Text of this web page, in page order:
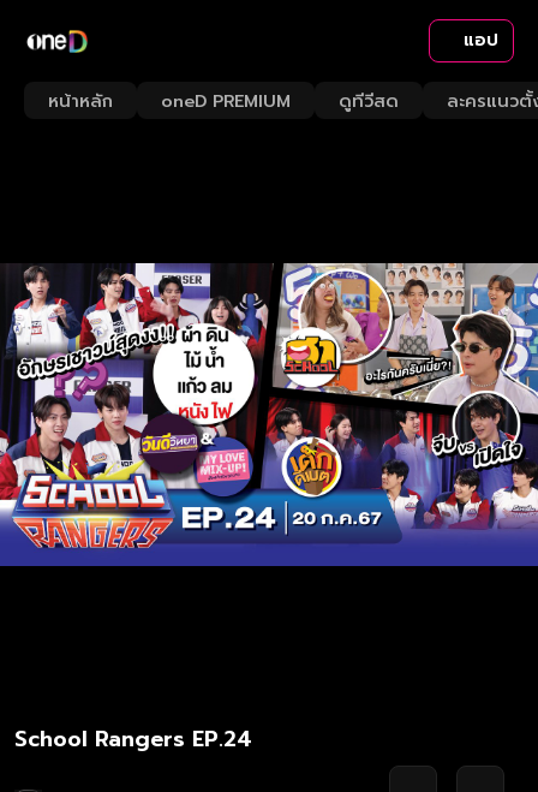
แอป
หน้าหลัก oneD PREMIUM ดูทีวีสด ละครแนวตั้
School Rangers EP.24